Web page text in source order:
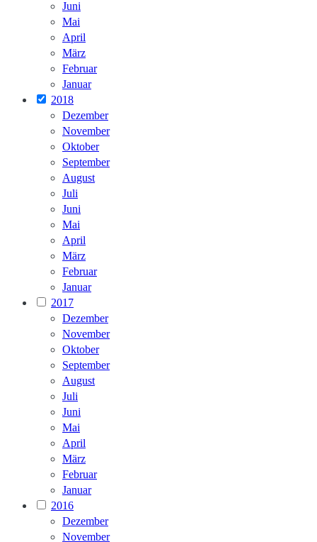
Juni
Mai
April
März
Februar
Januar
2018
Dezember
November
Oktober
September
August
Juli
Juni
Mai
April
März
Februar
Januar
2017
Dezember
November
Oktober
September
August
Juli
Juni
Mai
April
März
Februar
Januar
2016
Dezember
November